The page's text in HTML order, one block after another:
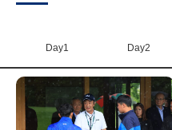
Day1 Day2